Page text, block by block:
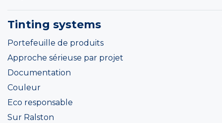
Tinting systems
Portefeuille de produits
Approche sérieuse par projet
Documentation
Couleur
Eco responsable
Sur Ralston